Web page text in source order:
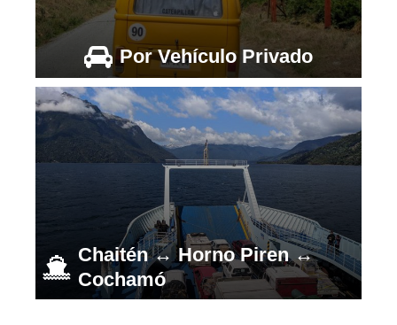
Por Vehículo Privado
Chaitén ↔ Horno Piren ↔
Cochamó